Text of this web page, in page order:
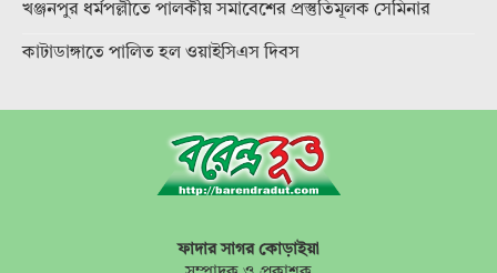
খঞ্জনপুর ধর্মপল্লীতে পালকীয় সমাবেশের প্রস্তুতিমূলক সেমিনার
কাটাডাঙ্গাতে পালিত হল ওয়াইসিএস দিবস
ফাদার সাগর কোড়াইয়া